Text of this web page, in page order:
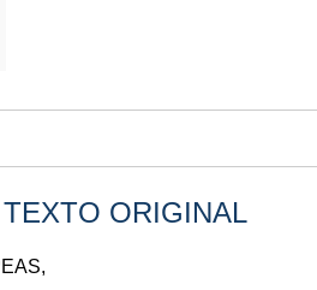
TEXTO ORIGINAL